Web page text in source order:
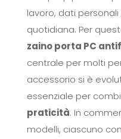
lavoro, dati
quotidiana. Per
zaino porta PC
centrale per molti
accessorio si è
essenziale per
praticità. In
modelli, ciascuno